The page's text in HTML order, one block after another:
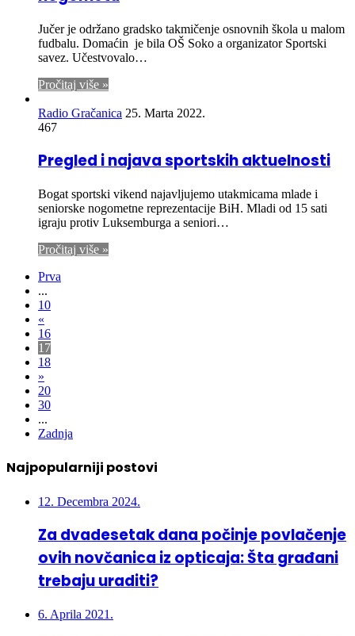
Jučer je održano gradsko takmičenje osnovnih škola u malom
fudbalu. Domaćin je bila OŠ Soko a organizator Sportski
savez. Učestvovalo…
Pročitaj više »
Radio Gračanica 25. Marta 2022.
467
Pregled i najava sportskih aktuelnosti
Bogat sportski vikend najavljujemo utakmicama mlade i
seniorske nogometne reprezentacije BiH. Mladi od 15 sati
igraju protiv Luksemburga a seniori…
Pročitaj više »
Prva
...
10
«
16
17
18
»
20
30
...
Zadnja
Najpopularniji postovi
12. Decembra 2024.
Za dvadesetak dana počinje povlačenje
ovih novčanica iz opticaja: Šta građani
trebaju uraditi?
6. Aprila 2021.